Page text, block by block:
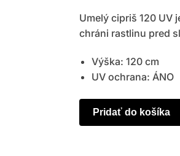
Umelý cipriš 120 UV
chráni rastlinu pred
Výška: 120 cm
UV ochrana: ÁNO
Pridať do košíka